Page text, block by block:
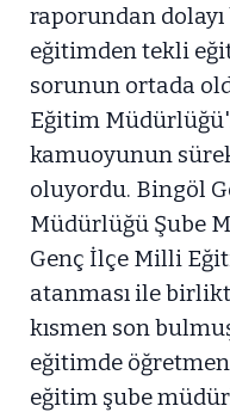
raporundan
eğitimden tekli
sorunun ortada
Eğitim
kamuoyunun
oluyordu. Bingöl
Müdürlüğü Şube
Genç İlçe Milli
atanması ile
kısmen son
eğitimde
eğitim şube